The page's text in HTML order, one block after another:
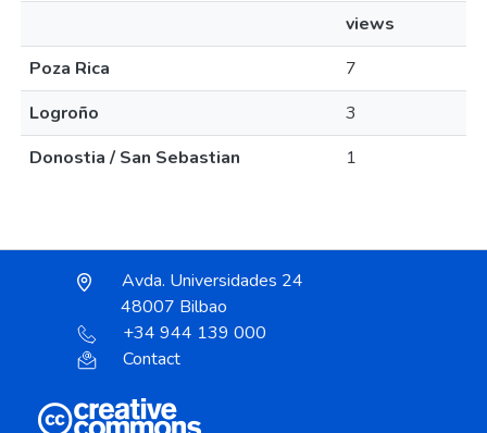
views
Poza Rica
7
Logroño
3
Donostia / San Sebastian
1
Avda. Universidades 24
48007 Bilbao
+34 944 139 000
Contact